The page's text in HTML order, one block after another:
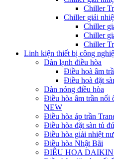
Chiller
Chiller giải
Chiller
Chiller
Chiller
Linh kiện thiết bị công
Dàn lạnh điều hòa
Điều hoà âm
Điều hoà đặt
Dàn nóng điều hòa
Điều hòa âm trần
NEW
Điều hòa áp trần
Điều hòa đặt sàn tủ
Điều hòa giải nhiệt
Điều hòa Nhật Bãi
ĐIÊU HOA DAIKIN